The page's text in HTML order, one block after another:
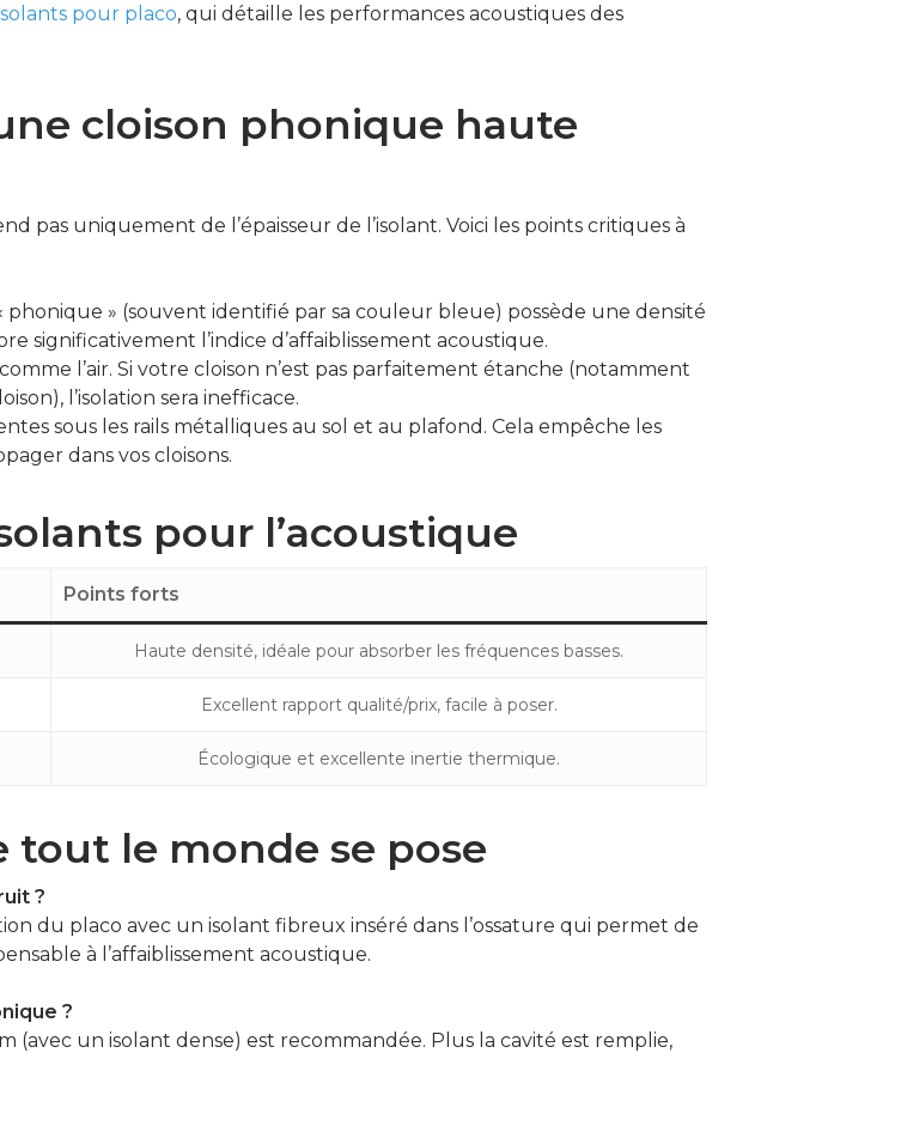
pour placo, qui détaille les performances acoustiques des
cloison phonique haute
pas uniquement de l’épaisseur de l’isolant. Voici les points critiques à
phonique » (souvent identifié par sa couleur bleue) possède une densité
significativement l’indice d’affaiblissement acoustique.
l’air. Si votre cloison n’est pas parfaitement étanche (notamment
l’isolation sera inefficace.
sous les rails métalliques au sol et au plafond. Cela empêche les
dans vos cloisons.
pour l’acoustique
Points forts
Haute densité, idéale pour absorber les fréquences basses.
Excellent rapport qualité/prix, facile à poser.
Écologique et excellente inertie thermique.
tout le monde se pose
?
du placo avec un isolant fibreux inséré dans l’ossature qui permet de
à l’affaiblissement acoustique.
?
un isolant dense) est recommandée. Plus la cavité est remplie,